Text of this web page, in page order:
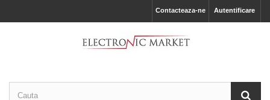
Autentificare
Contacteaza-ne